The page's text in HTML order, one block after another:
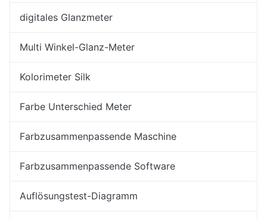
digitales Glanzmeter
Multi Winkel-Glanz-Meter
Kolorimeter Silk
Farbe Unterschied Meter
Farbzusammenpassende Maschine
Farbzusammenpassende Software
Auflösungstest-Diagramm